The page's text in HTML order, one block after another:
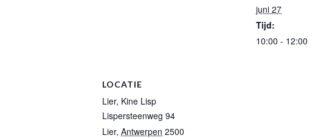
juni 27
Tijd:
10:00 - 12:00
LOCATIE
Lier, Kine Lisp
Lispersteenweg 94
Lier, Antwerpen 2500